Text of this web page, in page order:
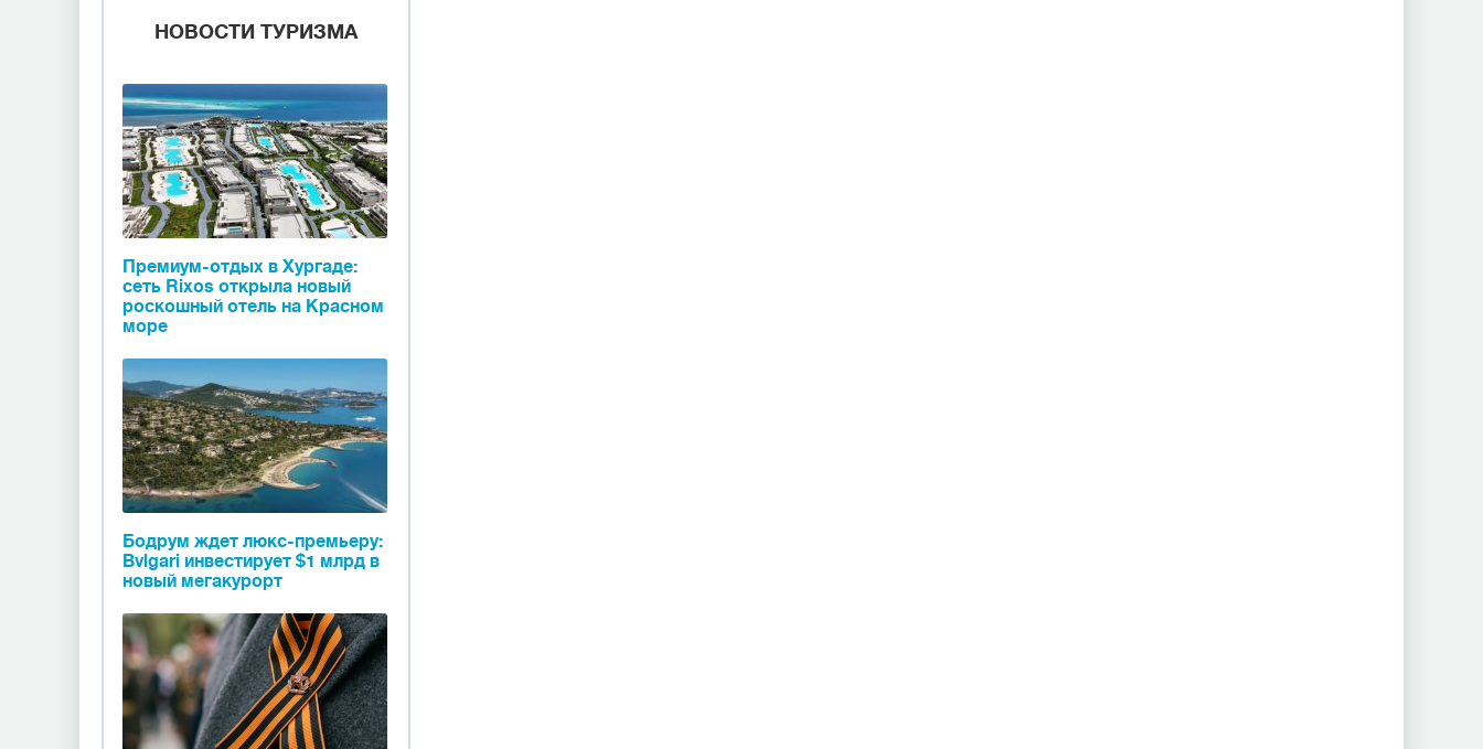
НОВОСТИ ТУРИЗМА
Премиум-отдых в Хургаде:
сеть Rixos открыла новый
роскошный отель на Красном
море
Бодрум ждет люкс-премьеру:
Bvlgari инвестирует $1 млрд в
новый мегакурорт